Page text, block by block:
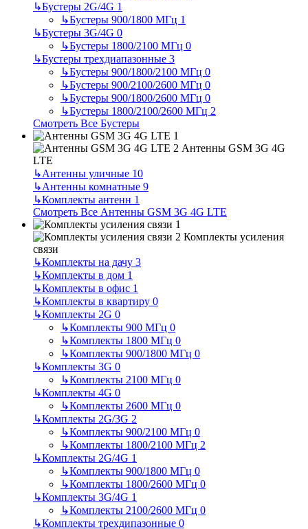
↳Бустеры 2G/4G 1
↳Бустеры 900/1800 МГц 1
↳Бустеры 3G/4G 0
↳Бустеры 1800/2100 МГц 0
↳Бустеры трехдиапазонные 3
↳Бустеры 900/1800/2100 МГц 0
↳Бустеры 900/2100/2600 МГц 0
↳Бустеры 900/1800/2600 МГц 0
↳Бустеры 1800/2100/2600 МГц 2
Смотреть Все Бустеры
Антенны GSM 3G 4G
LTE
↳Антенны уличные 10
↳Антенны комнатные 9
↳Комплекты антенн 1
Смотреть Все Антенны GSM 3G 4G LTE
Комплекты усиления
связи
↳Комплекты на дачу 3
↳Комплекты в дом 1
↳Комплекты в офис 1
↳Комплекты в квартиру 0
↳Комплекты 2G 0
↳Комплекты 900 МГц 0
↳Комплекты 1800 МГц 0
↳Комплекты 900/1800 МГц 0
↳Комплекты 3G 0
↳Комплекты 2100 МГц 0
↳Комплекты 4G 0
↳Комплекты 2600 МГц 0
↳Комплекты 2G/3G 2
↳Комплекты 900/2100 МГц 0
↳Комплекты 1800/2100 МГц 2
↳Комплекты 2G/4G 1
↳Комплекты 900/1800 МГц 0
↳Комплекты 1800/2600 МГц 0
↳Комплекты 3G/4G 1
↳Комплекты 2100/2600 МГц 0
↳Комплекты трехдипазонные 0